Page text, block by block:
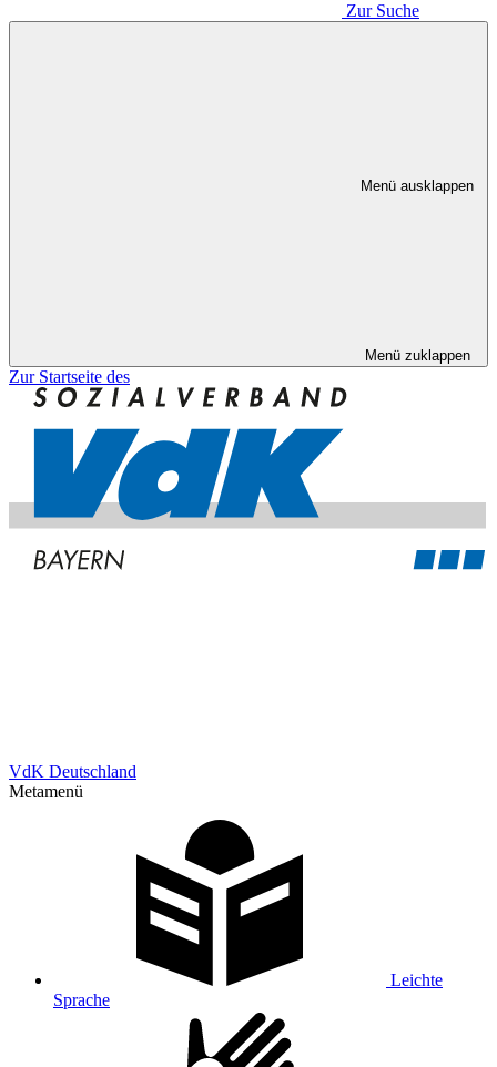
Zur Suche
Menü ausklappen
Menü zuklappen
Zur Startseite des
VdK Deutschland
Metamenü
Leichte
Sprache